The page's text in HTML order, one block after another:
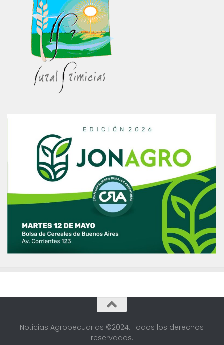
Noticias Agropecuarias ©2024. Todos los derechos
reservados.